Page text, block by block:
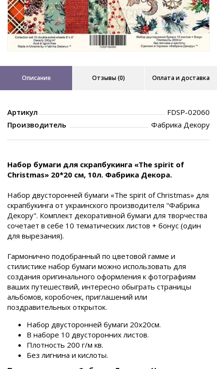
Описание Отзывы (0) Оплата и доставка
Артикул
FDSP-02060
Производитель
Фабрика Декору
Набор бумаги для скрапбукинга «The spirit of
Christmas» 20*20 см, 10л. Фабрика Декора.
Набор двусторонней бумаги «The spirit of Christmas» для
скрапбукинга от украинского производителя "Фабрика
Декору". Комплект декоративной бумаги для творчества
сочетает в себе 10 тематических листов + бонус (один
для вырезания).
Гармонично подобранный по цветовой гамме и
стилистике набор бумаги можно использовать для
создания оригинального оформления к фотографиям
ваших путешествий, интересно обыграть страницы
альбомов, коробочек, приглашений или
поздравительных открыток.
Набор двусторонней бумаги 20x20см.
В наборе 10 двусторонних листов.
Плотность 200 г/м кв.
Без лигнина и кислоты.